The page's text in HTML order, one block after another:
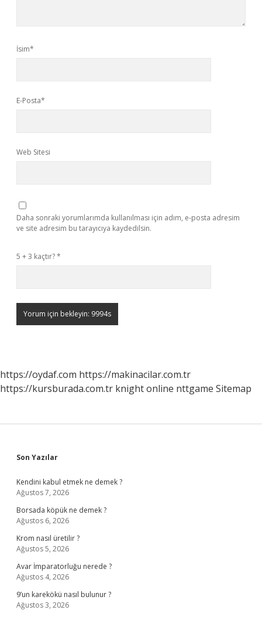
İsim*
E-Posta*
Web Sitesi
Daha sonraki yorumlarımda kullanılması için adım, e-posta adresim
ve site adresim bu tarayıcıya kaydedilsin.
5 + 3 kaçtır?*
https://oydaf.com https://makinacilar.com.tr
https://kursburada.com.tr knight online nttgame Sitemap
Sidebar
Son Yazılar
Kendini kabul etmek ne demek ?
Ağustos 7, 2026
Borsada köpük ne demek ?
Ağustos 6, 2026
Krom nasıl üretilir ?
Ağustos 5, 2026
Avar İmparatorluğu nerede ?
Ağustos 4, 2026
9’un karekökü nasıl bulunur ?
Ağustos 3, 2026